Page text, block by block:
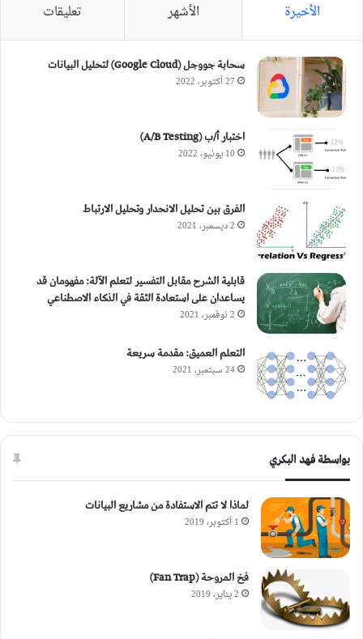
الأخيرة الأشهر تعليقات
سحابة جووجل (Google Cloud) لتحليل البيانات
27 أكتوبر، 2022
اختبار أ/ب (A/B Testing)
10 يونيو، 2022
الفرق بين تحليل الانحدار وتحليل الارتباط
2 ديسمبر، 2021
قابلية الشرح مقابل التفسير لتعلم الآلة: مفهومان قد
يساعدان على استعادة الثقة في الذكاء الاصطناعي
2 نوفمبر، 2021
التعلم العميق: مقدمة سريعة
24 سبتمبر، 2021
بواسطة فهد البكري
لماذا لا تتم الاستفادة من مشاريع البيانات
1 أكتوبر، 2019
فخ المروحة (Fan Trap)
2 يناير، 2019